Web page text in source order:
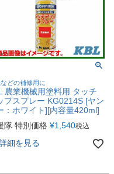
どの補修用に
農業機械用塗料用 タッチ
プスプレー KG0214S [ヤン
：ホワイト][内容量420ml]
隊 特別価格 ¥1,540税込
細を見る